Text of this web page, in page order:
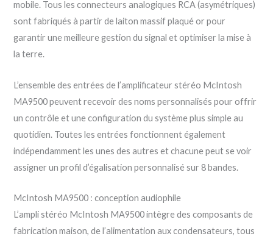
mobile. Tous les connecteurs analogiques RCA (asymétriques)
sont fabriqués à partir de laiton massif plaqué or pour
garantir une meilleure gestion du signal et optimiser la mise à
la terre.
L’ensemble des entrées de l’amplificateur stéréo McIntosh
MA9500 peuvent recevoir des noms personnalisés pour offrir
un contrôle et une configuration du système plus simple au
quotidien. Toutes les entrées fonctionnent également
indépendamment les unes des autres et chacune peut se voir
assigner un profil d’égalisation personnalisé sur 8 bandes.
McIntosh MA9500 : conception audiophile
L’ampli stéréo McIntosh MA9500 intègre des composants de
fabrication maison, de l’alimentation aux condensateurs, tous